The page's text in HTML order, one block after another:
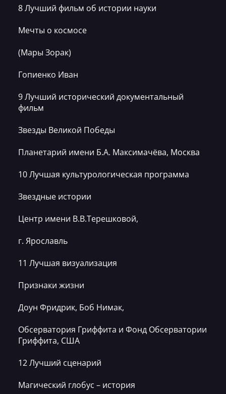
8 Лучший фильм об истории науки
Мечты о космосе
(Мары Зорак)
Гопиенко Иван
9 Лучший исторический документальный
фильм
Звезды Великой Победы
Планетарий имени Б.А. Максимачёва, Москва
10 Лучшая культурологическая программа
Звездные истории
Центр имени В.В.Терешковой,
г. Ярославль
11 Лучшая визуализация
Признаки жизни
Доун Фридрик, Боб Нимак,
Обсерватория Гриффита и Фонд Обсерватории
Гриффита, США
12 Лучший сценарий
Магический глобус – история